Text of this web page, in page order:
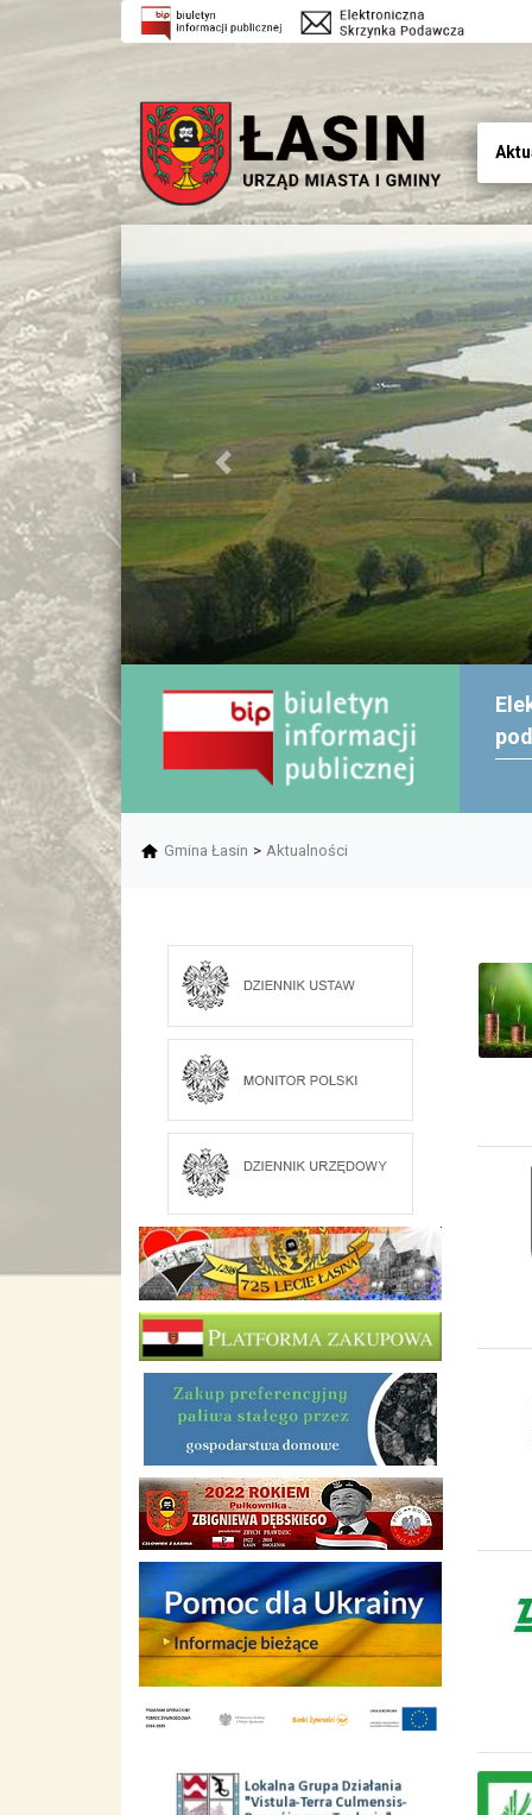
Previous
Gmina Łasin > Aktualności